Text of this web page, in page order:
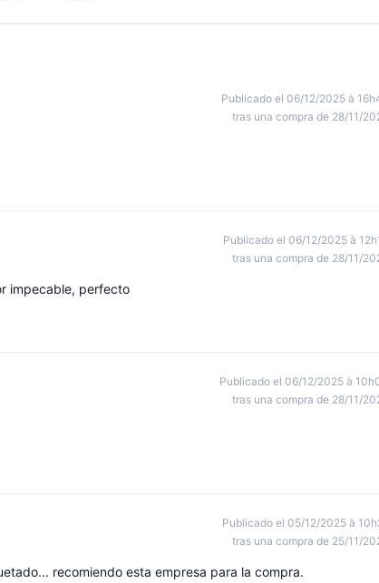
Publicado el 06/12/2025 à
tras una compra de 28/11/
Publicado el 06/12/2025 à
tras una compra de 28/11/
impecable, perfecto
Publicado el 06/12/2025 à
tras una compra de 28/11/
Publicado el 05/12/2025 à
tras una compra de 25/11/
recomiendo esta empresa para la compra.